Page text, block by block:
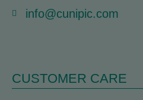
info@cunipic.com
CUSTOMER CARE